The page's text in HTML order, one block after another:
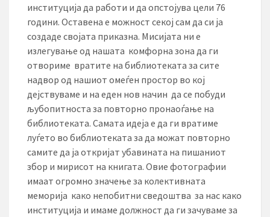
институција да работи и да опстојува цели 76
години. Оставена е можност секој сам да си ја
создаде својата приказна. Мисијата ни е
излегување од нашата комфорна зона да ги
отвориме вратите на библиотеката за сите
надвор од нашиот омеѓен простор во кој
дејствуваме и на еден нов начин да се побуди
љубопитноста за повторно пронаоѓање на
библиотеката. Самата идеја е да ги вратиме
луѓето во библиотеката за да можат повторно
самите да ја откријат убавината на пишаниот
збор и мирисот на книгата. Овие фотографии
имаат огромно значење за колективната
меморија како непобитни сведоштва за нас како
институција и имаме должност да ги зачуваме за